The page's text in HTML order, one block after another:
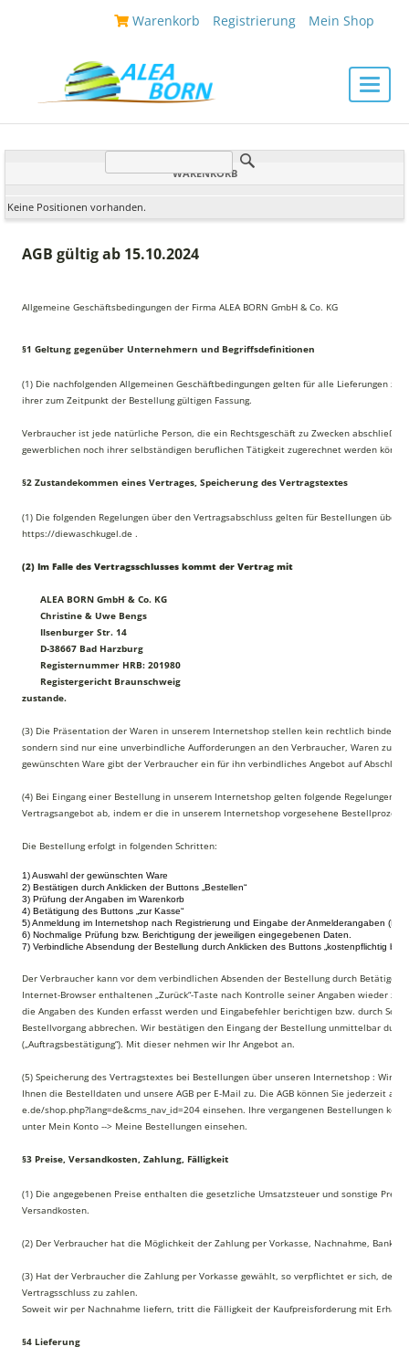
Warenkorb Registrierung Mein Shop
Toggle
WARENKORB
Keine Positionen vorhanden.
AGB gültig ab 15.10.2024
Allgemeine Geschäftsbedingungen der Firma ALEA BORN GmbH & Co. KG
§1 Geltung gegenüber Unternehmern und Begriffsdefinitionen
(1) Die nachfolgenden Allgemeinen Geschäftbedingungen gelten für alle Lieferungen
ihrer zum Zeitpunkt der Bestellung gültigen Fassung.
Verbraucher ist jede natürliche Person, die ein Rechtsgeschäft zu Zwecken abschließt,
gewerblichen noch ihrer selbständigen beruflichen Tätigkeit zugerechnet werden
§2 Zustandekommen eines Vertrages, Speicherung des Vertragstextes
(1) Die folgenden Regelungen über den Vertragsabschluss gelten für Bestellungen über
https://diewaschkugel.de .
(2) Im Falle des Vertragsschlusses kommt der Vertrag mit
ALEA BORN GmbH & Co. KG
Christine & Uwe Bengs
Ilsenburger Str. 14
D-38667 Bad Harzburg
Registernummer HRB: 201980
Registergericht Braunschweig
zustande.
(3) Die Präsentation der Waren in unserem Internetshop stellen kein rechtlich
sondern sind nur eine unverbindliche Aufforderungen an den Verbraucher, Waren zu
gewünschten Ware gibt der Verbraucher ein für ihn verbindliches Angebot auf
(4) Bei Eingang einer Bestellung in unserem Internetshop gelten folgende Regelungen:
Vertragsangebot ab, indem er die in unserem Internetshop vorgesehene
Die Bestellung erfolgt in folgenden Schritten:
1) Auswahl der gewünschten Ware
2) Bestätigen durch Anklicken der Buttons „Bestellen“
3) Prüfung der Angaben im Warenkorb
4) Betätigung des Buttons „zur Kasse“
5) Anmeldung im Internetshop nach Registrierung und Eingabe der Anmelderangaben (E-
6) Nochmalige Prüfung bzw. Berichtigung der jeweiligen eingegebenen Daten.
7) Verbindliche Absendung der Bestellung durch Anklicken des Buttons „kostenpflichtig
Der Verbraucher kann vor dem verbindlichen Absenden der Bestellung durch
Internet-Browser enthaltenen „Zurück“-Taste nach Kontrolle seiner Angaben wieder
die Angaben des Kunden erfasst werden und Eingabefehler berichtigen bzw. durch
Bestellvorgang abbrechen. Wir bestätigen den Eingang der Bestellung unmittelbar
(„Auftragsbestätigung“). Mit dieser nehmen wir Ihr Angebot an.
(5) Speicherung des Vertragstextes bei Bestellungen über unseren Internetshop : Wir
Ihnen die Bestelldaten und unsere AGB per E-Mail zu. Die AGB können Sie jederzeit
e.de/shop.php?lang=de&cms_nav_id=204 einsehen. Ihre vergangenen Bestellungen
unter Mein Konto --> Meine Bestellungen einsehen.
§3 Preise, Versandkosten, Zahlung, Fälligkeit
(1) Die angegebenen Preise enthalten die gesetzliche Umsatzsteuer und sonstige
Versandkosten.
(2) Der Verbraucher hat die Möglichkeit der Zahlung per Vorkasse, Nachnahme,
(3) Hat der Verbraucher die Zahlung per Vorkasse gewählt, so verpflichtet er sich, den
Vertragsschluss zu zahlen.
Soweit wir per Nachnahme liefern, tritt die Fälligkeit der Kaufpreisforderung mit Erhalt
§4 Lieferung